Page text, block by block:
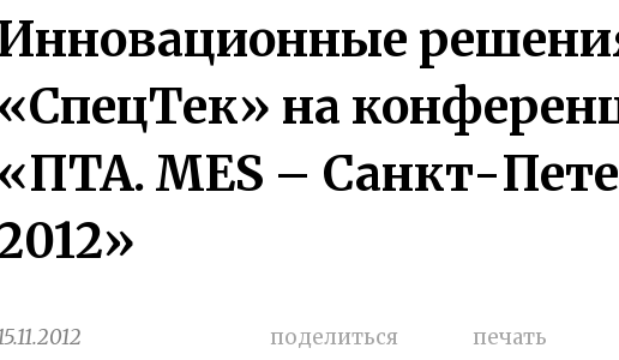
«СпецТек» на
«ПТА. MES – Санкт-
поделиться печать